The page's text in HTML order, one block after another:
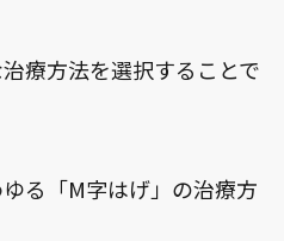
療方法を選択することで
る「M字はげ」の治療方